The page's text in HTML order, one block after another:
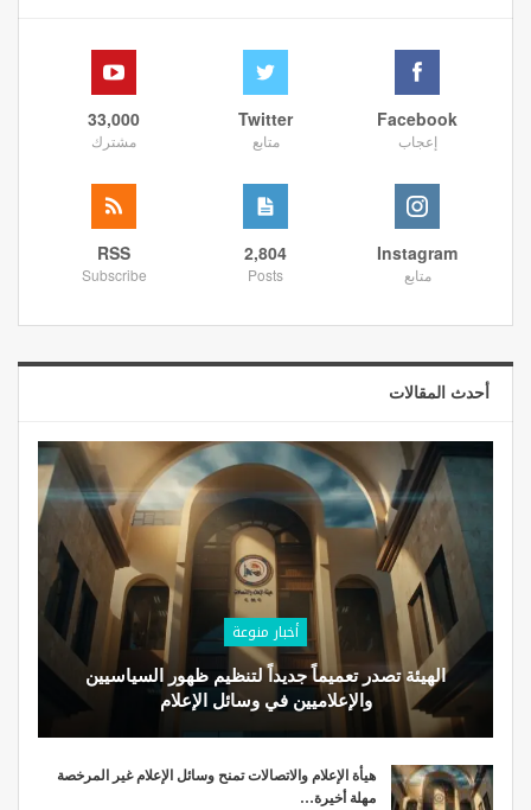
Facebook
إعجاب
Twitter
متابع
33,000
مشترك
Instagram
متابع
2,804
Posts
RSS
Subscribe
أحدث المقالات
أخبار منوعة
الهيئة تصدر تعميماً جديداً لتنظيم ظهور السياسيين
والإعلاميين في وسائل الإعلام
هيأة الإعلام والاتصالات تمنح وسائل الإعلام غير المرخصة
مهلة أخيرة…